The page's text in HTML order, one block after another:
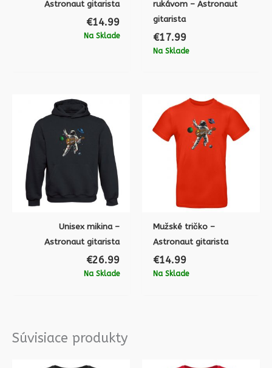
Astronaut gitarista
€14.99
Na Sklade
rukávom – Astronaut
gitarista
€17.99
Na Sklade
Unisex mikina –
Astronaut gitarista
€26.99
Na Sklade
Mužské tričko –
Astronaut gitarista
€14.99
Na Sklade
Súvisiace produkty